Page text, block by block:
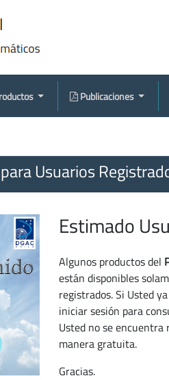
Publicaciones
Usuarios
Estimado
Algunos productos del
están disponibles
registrados. Si Usted
iniciar sesión para
Usted no se encuentra
manera gratuita.
Gracias.